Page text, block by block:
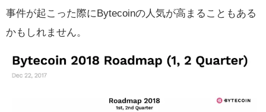
事件が起こった際にBytecoinの人気が高まることもある
かもしれません。